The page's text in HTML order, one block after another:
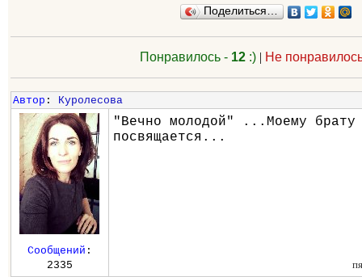
Поделиться…
Понравилось - 12 :) | Не
Автор : Куролесова
"Вечно молодой" ...Моему брату
посвящается...
Сообщений :
2335